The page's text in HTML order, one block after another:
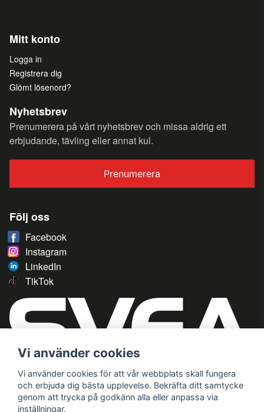
Mitt konto
Logga in
Registrera dig
Glömt lösenord?
Nyhetsbrev
Prenumerera på vårt nyhetsbrev och missa aldrig ett
erbjudande, tävling eller annat kul.
Prenumerera
Följ oss
Facebook
Instagram
LinkedIn
TikTok
Vi använder cookies
Vi använder cookies för att vår webbplats skall fungera
och erbjuda dig bästa upplevelse. Bekräfta ditt samtycke
genom att trycka på godkänn alla eller anpassa via
inställningar.